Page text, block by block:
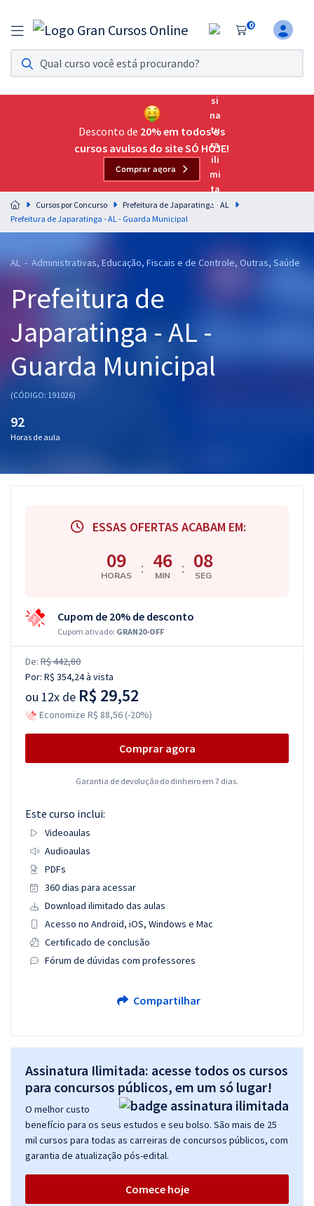
0
Assinatura Ilimitada 11
Acesso a todos os cursos. Teste grátis por 7 dias!
Assinatura OAB Até Passar
Acesso ilimitado a toda preparação para o Exame da
Residências Multiprofissionais
Preparação completa e intensiva para as principais
residências em saúde do Brasil
Cursos 20% OFF
Pós
Graduação
OAB
Mentorias
Desconto de 20% em todos os
cursos avulsos do site SÓ HOJE!
Comprar agora
Cursos por Concurso
Prefeitura de Japaratinga - AL
Prefeitura de Japaratinga - AL - Guarda Municipal
AL - Administrativas, Educação, Fiscais e de Controle, Outras, Saúde
Prefeitura de
Japaratinga - AL -
Guarda Municipal
(CÓDIGO: 191026)
92
Horas de aula
ESSAS OFERTAS ACABAM EM:
09
HORAS : 46
MIN : 07
SEG
Cupom de 20% de desconto
Cupom ativado: GRAN20-OFF
De: R$ 442,80
Por: R$ 354,24à vista
ou 12x de R$ 29,52
Economize R$ 88,56 (-20%)
Comprar agora
Garantia de devolução do dinheiro em 7 dias.
Este curso inclui:
Videoaulas
Audioaulas
PDFs
360 dias para acessar
Download ilimitado das aulas
Acesso no Android, iOS, Windows e Mac
Certificado de conclusão
Fórum de dúvidas com professores
Compartilhar
Assinatura Ilimitada: acesse todos os cursos
para concursos públicos, em um só lugar!
O melhor custo
benefício para os seus estudos e seu bolso. São mais de 25
mil cursos para todas as carreiras de concursos públicos, com
garantia de atualização pós-edital.
Comece hoje